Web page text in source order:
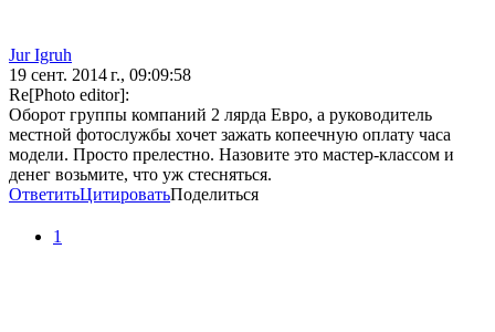
Jur Igruh
19 сент. 2014 г., 09:09:58
Re[Photo editor]:
Оборот группы компаний 2 лярда Евро, а руководитель
местной фотослужбы хочет зажать копеечную оплату часа
модели. Просто прелестно. Назовите это мастер-классом и
денег возьмите, что уж стесняться.
ОтветитьЦитироватьПоделиться
1